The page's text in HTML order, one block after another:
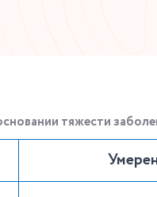
тяжести